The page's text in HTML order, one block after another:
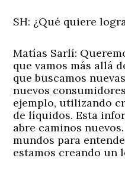
SH: ¿Qué quiere
Matías Sarlí:
que vamos más allá
que buscamos
nuevos
ejemplo, utilizando
de líquidos. Esta
abre caminos
mundos para
estamos creando un